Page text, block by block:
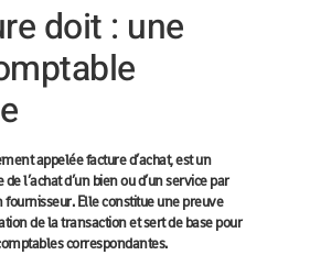
doit : une
appelée facture d’achat, est un
l’achat d’un bien ou d’un service par
fournisseur. Elle constitue une preuve
de la transaction et sert de base pour
correspondantes.